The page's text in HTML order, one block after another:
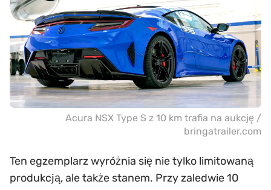
Acura NSX Type S z 10 km trafia na aukcję /
bringatrailer.com
Ten egzemplarz wyróżnia się nie tylko limitowaną
produkcją, ale także stanem. Przy zaledwie 10